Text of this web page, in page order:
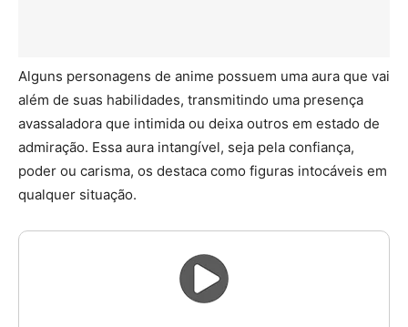
Alguns personagens de anime possuem uma aura que vai
além de suas habilidades, transmitindo uma presença
avassaladora que intimida ou deixa outros em estado de
admiração. Essa aura intangível, seja pela confiança,
poder ou carisma, os destaca como figuras intocáveis em
qualquer situação.